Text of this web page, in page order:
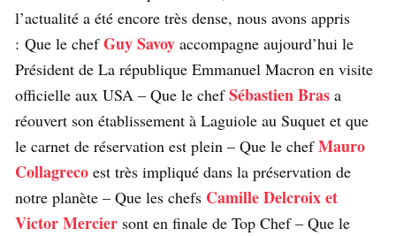
l’actualité a été encore très dense, nous avons appris
: Que le chefGuy Savoy accompagne aujourd’hui le
Président de La république Emmanuel Macron en visite
officielle aux USA – Que le chefSébastien Bras a
réouvert son établissement à Laguiole au Suquet et que
le carnet de réservation est plein – Que le chefMauro
Collagreco est très impliqué dans la préservation de
notre planète – Que les chefs Camille Delcroix et
Victor Mercier sont en finale de Top Chef – Que le